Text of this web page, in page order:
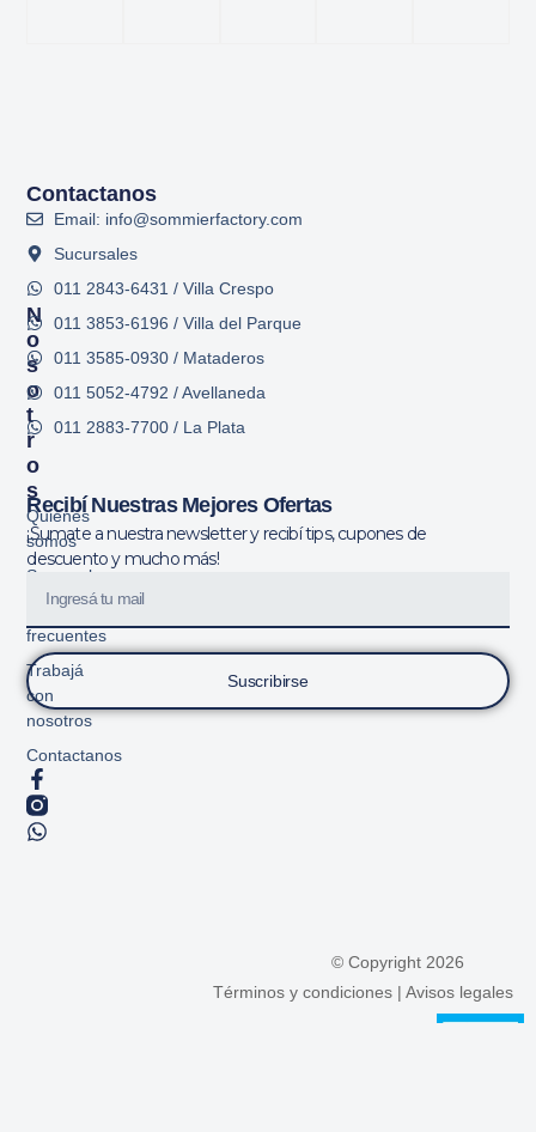
N
O
S
O
T
R
O
S
Quiénes
somos
Sucursales
Preguntas
frecuentes
Trabajá
con
nosotros
Contactanos
Contactanos
Email: info@sommierfactory.com
Sucursales
011 2843-6431 / Villa Crespo
011 3853-6196 / Villa del Parque
011 3585-0930 / Mataderos
011 5052-4792 / Avellaneda
011 2883-7700 / La Plata
Recibí Nuestras Mejores Ofertas
¡Sumate a nuestra newsletter y recibí tips, cupones de
descuento y mucho más!
Suscribirse
© Copyright 2026
Términos y condiciones| Avisos legales